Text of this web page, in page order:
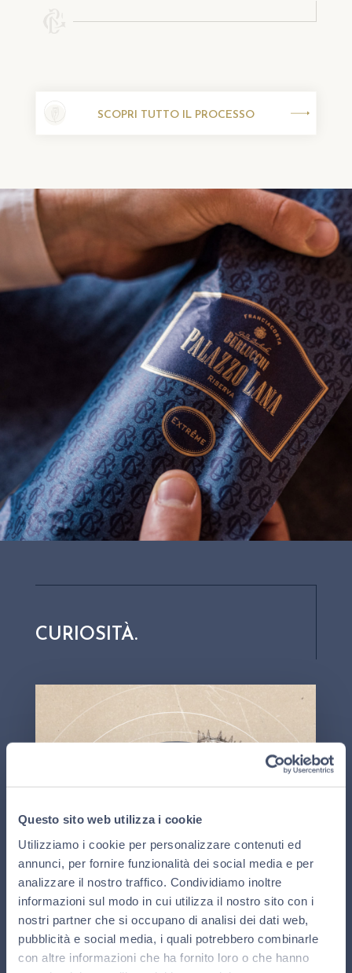
Questo sito web utilizza i cookie
Utilizziamo i cookie per personalizzare contenuti ed
annunci, per fornire funzionalità dei social media e per
analizzare il nostro traffico. Condividiamo inoltre
informazioni sul modo in cui utilizza il nostro sito con i
nostri partner che si occupano di analisi dei dati web,
pubblicità e social media, i quali potrebbero combinarle
con altre informazioni che ha fornito loro o che hanno
SCOPRI TUTTO IL PROCESSO
CURIOSITÀ.
LO SAPEVATE CHE C'È UNA
BOTTIGLIA CHE SI CHIAMA
NABUCODONOSOR?
LO SAPEVATE CHE C'È UNA
LO SAPEVATE CHE C'È UNA
BOTTIGLIA CHE SI CHIAMA
NABUCODONOSOR?
Il Nabucodonosor è la bottiglia più grande che si possa
spumante. Si ritiene però che lo spumante dia la sua resa
migliore nella bottiglia formato magnum, perché il
rapporto volume del vino e volume della bottiglia è
ottimale per la perfetta maturazione del contenuto. La
bottiglia più piccola, invece, è quella da 20 cl. e
corrisponde a un flûte.